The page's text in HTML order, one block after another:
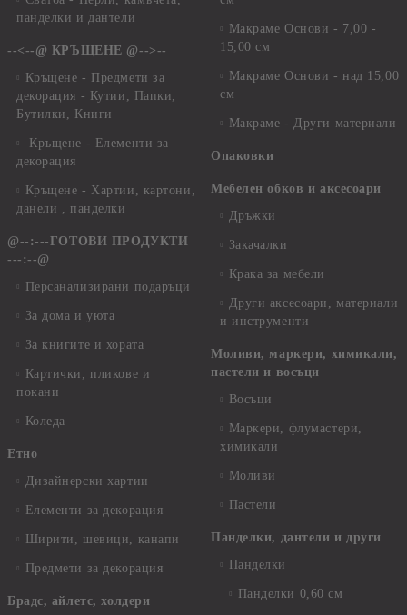
панделки и дантели
--<--@ КРЪЩЕНЕ @-->--
Кръщене - Предмети за
декорация - Кутии, Папки,
Бутилки, Книги
Кръщене - Елементи за
декорация
Кръщене - Хартии, картони,
данели , панделки
@--:---ГОТОВИ ПРОДУКТИ
---:--@
Персанализирани подаръци
За дома и уюта
За книгите и хората
Картички, пликове и
покани
Коледа
Етно
Дизайнерски хартии
Елементи за декорация
Ширити, шевици, канапи
Предмети за декорация
Брадс, айлетс, холдери
Макраме Основи - 7,00 -
15,00 см
Макраме Основи - над 15,00
см
Макраме - Други материали
Опаковки
Мебелен обков и аксесоари
Дръжки
Закачалки
Крака за мебели
Други аксесоари, материали
и инструменти
Моливи, маркери, химикали,
пастели и восъци
Восъци
Маркери, флумастери,
химикали
Моливи
Пастели
Панделки, дантели и други
Панделки
Панделки 0,60 см